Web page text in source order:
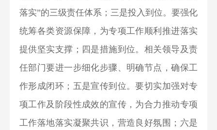
落实”的三级责任体系；三是投入到位。要强化
统筹各类资源保障，为专项工作顺利推进落实
提供坚实支撑；四是措施到位。相关领导及责
任部门要进一步细化步骤、明确节点，确保工
作形成闭环；五是宣传到位。要切实加强对专
项工作及阶段性成效的宣传，为合力推动专项
工作落地落实凝聚共识，营造良好氛围；六是